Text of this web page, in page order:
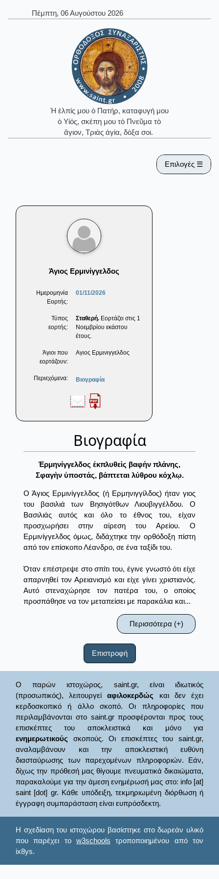
Πέμπτη, 06 Αυγούστου 2026
Ἡ ἐλπίς μου ὁ Πατήρ, καταφυγή μου
ὁ Υἱός, σκέπη μου τὸ Πνεῦμα τὸ
ἅγιον, Τριὰς ἁγία, δόξα σοι.
Επιλογές ☰
Άγιος Ερμινίγγελδος
Ημερομηνία
Εορτής:
01/11/2026
Τύπος
εορτής:
Σταθερή. Εορτάζει στις 1
Νοεμβρίου εκάστου
έτους.
Άγιοι που
εορτάζουν:
Αγιος Ερμινιγγελδος
Περιεχόμενα: Βιογραφία
Βιογραφία
Ἑρμηνίγγελδος ἐκπλυθεὶς βαφὴν πλάνης,
Σφαγὴν ὑποστάς, βάπτεται λύθρου κόχλῳ.
Ο Άγιος Ερμινίγγελδος (ή Ερμηνιγγίλδος) ήταν γιος
του βασιλιά των Βησιγότθων Λιουβιγγέλδου. Ο
Βασιλιάς αυτός και όλο το έθνος του, είχαν
προσχωρήσει στην αίρεση του Αρείου. Ο
Ερμινίγγελδος όμως, διδάχτηκε την ορθόδοξη πίστη
από τον επίσκοπο Λέανδρο, σε ένα ταξίδι του.
Όταν επέστρεψε στο σπίτι του, έγινε γνωστό ότι είχε
απαρνηθεί τον Αρειανισμό και είχε γίνει χριστιανός.
Αυτό στεναχώρησε τον πατέρα του, ο οποίος
προσπάθησε να τον μεταπείσει με παρακάλια και...
Περισσότερα (+)
Επιστροφή
Ο παρών ιστοχώρος, saint.gr, είναι ιδιωτικός
(προσωπικός), λειτουργείαφιλοκερδώς και δεν έχει
κερδοσκοπικό ή άλλο σκοπό. Οι πληροφορίες που
περιλαμβάνονται στο saint.gr προσφέρονται προς τους
επισκέπτες του αποκλειστικά και μόνο για
ενημερωτικούς σκοπούς. Οι επισκέπτες του saint.gr,
αναλαμβάνουν και την αποκλειστική ευθύνη
διασταύρωσης των παρεχομένων πληροφοριών. Εάν,
δίχως την πρόθεσή μας θίγουμε πνευματικά δικαιώματα,
παρακαλούμε για την άμεση ενημέρωσή μας στο: info [at]
saint [dot] gr. Κάθε υπόδειξη, τεκμηριωμένη διόρθωση ή
έγγραφη συμπαράσταση είναι ευπρόσδεκτη.
Η σχεδίαση του ιστοχώρου βασίστηκε στο δωρεάν υλικό
που παρέχει το w3schools τροποποιημένου από τον
ix8ys.